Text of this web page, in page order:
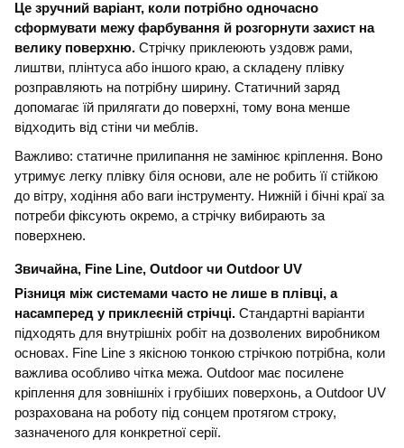
Це зручний варіант, коли потрібно одночасно
сформувати межу фарбування й розгорнути захист на
велику поверхню. Стрічку приклеюють уздовж рами,
лиштви, плінтуса або іншого краю, а складену плівку
розправляють на потрібну ширину. Статичний заряд
допомагає їй прилягати до поверхні, тому вона менше
відходить від стіни чи меблів.
Важливо: статичне прилипання не замінює кріплення. Воно
утримує легку плівку біля основи, але не робить її стійкою
до вітру, ходіння або ваги інструменту. Нижній і бічні краї за
потреби фіксують окремо, а стрічку вибирають за
поверхнею.
Звичайна, Fine Line, Outdoor чи Outdoor UV
Різниця між системами часто не лише в плівці, а
насамперед у приклеєній стрічці. Стандартні варіанти
підходять для внутрішніх робіт на дозволених виробником
основах. Fine Line з якісною тонкою стрічкою потрібна, коли
важлива особливо чітка межа. Outdoor має посилене
кріплення для зовнішніх і грубіших поверхонь, а Outdoor UV
розрахована на роботу під сонцем протягом строку,
зазначеного для конкретної серії.